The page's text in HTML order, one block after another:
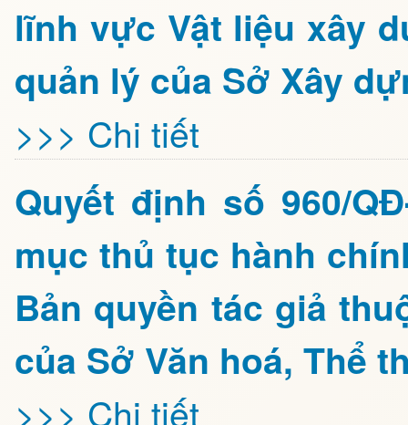
lĩnh vực Vật liệu xây
quản lý của Sở Xây
>>> Chi tiết
Quyết định số 960/
mục thủ tục hành
Bản quyền tác giả
của Sở Văn hoá, Thể
>>> Chi tiết